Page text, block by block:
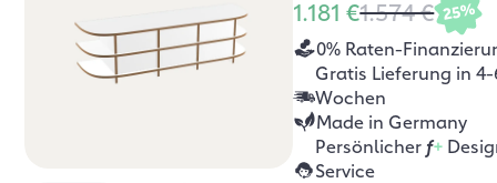
1.181 €1.574 € 25%
0% Raten-
Gratis Lieferung in 4-
Wochen
Made in Germany
Persönlicher f+
Service